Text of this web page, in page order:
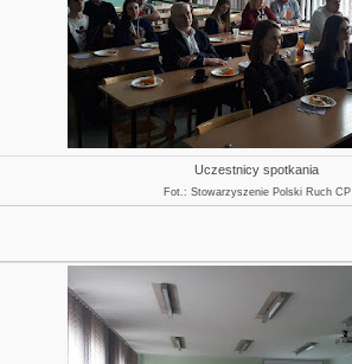
Uczestnicy spotkania
Fot.: Stowarzyszenie Polski Ruch CP